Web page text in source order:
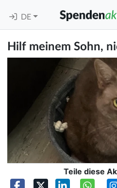
DE
Hilf meinem Sohn,
Teile diese